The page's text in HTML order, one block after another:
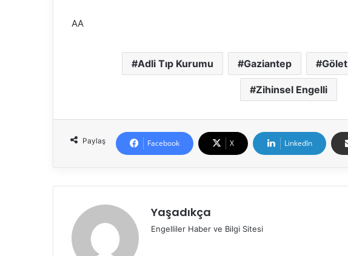
AA
Adli Tıp Kurumu Gaziantep Gölet
Zihinsel Engelli
Paylaş Facebook X LinkedIn
Yaşadıkça
Engelliler Haber ve Bilgi Sitesi